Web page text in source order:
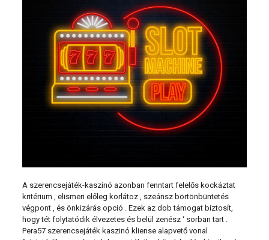
A szerencsejáték-kaszinó azonban fenntart felelős kockáztat
kritérium , elismeri előleg korlátoz , szeánsz börtönbüntetés
végpont , és önkizárás opció . Ezek az dob támogat biztosít,
hogy tét folytatódik élvezetes és belül zenész ‘ sorban tart .
Pera57 szerencsejáték kaszinó kliense alapvető vonal